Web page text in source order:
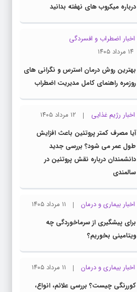
درباره میکروب های نهفته بدانید
اخبار اضطراب و افسردگی
۱۴ مرداد ۱۴۰۵
بهترین روش درمان استرس و نگرانی های
روزمره راهنمای کامل مدیریت اضطراب
اخبار رژیم غذایی
۱۲ مرداد ۱۴۰۵
آیا مصرف کمتر پروتئین باعث افزایش
طول عمر می شود؟ بررسی جدید
دانشمندان درباره نقش پروتئین در
سالمندی
اخبار بیماری و درمان
۱۱ مرداد ۱۴۰۵
برای پیشگیری از سرماخوردگی چه
ویتامینی بخوریم؟
اخبار بیماری و درمان
۱۱ مرداد ۱۴۰۵
کوررنگی چیست؟ بررسی علائم، انواع،